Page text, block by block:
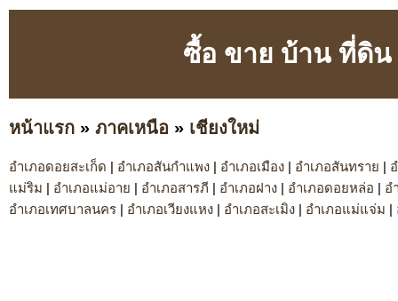
ซื้อ ขาย บ้าน ที่ดิน
หน้าแรก » ภาคเหนือ » เชียงใหม่
อำเภอดอยสะเก็ด | อำเภอสันกำแพง | อำเภอเมือง | อำเภอสันทราย |
แม่ริม | อำเภอแม่อาย | อำเภอสารภี | อำเภอฝาง | อำเภอดอยหล่อ | อ
อำเภอเทศบาลนคร | อำเภอเวียงแหง | อำเภอสะเมิง | อำเภอแม่แจ่ม |